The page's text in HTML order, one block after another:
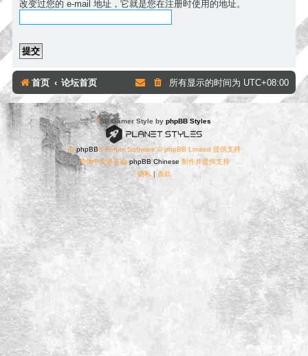
改变过您的 e-mail 地址，它就是您在注册时使用的地址。
首页 论坛首页 所有显示的时间为 UTC+08:00
*SE Gamer Style by phpBB Styles
由 phpBB® Forum Software © phpBB Limited 提供支持
简体中文语言由phpBB Chinese 制作并提供支持
隐私| 条款